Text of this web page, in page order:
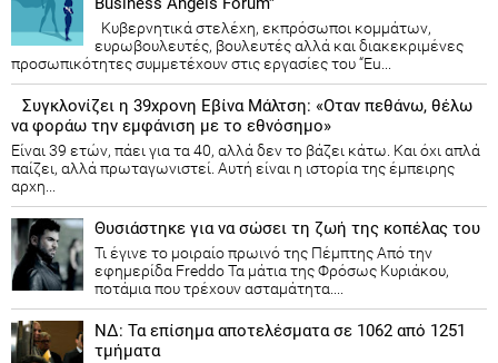
Κυβερνητικά στελέχη, εκπρόσωποι κομμάτων,
ευρωβουλευτές, βουλευτές αλλά και διακεκριμένες
προσωπικότητες συμμετέχουν στις εργασίες του “Eu...
Συγκλονίζει η 39χρονη Εβίνα Μάλτση: «Οταν πεθάνω, θέλω
να φοράω την εμφάνιση με το εθνόσημο»
Είναι 39 ετών, πάει για τα 40, αλλά δεν το βάζει κάτω. Και όχι απλά
παίζει, αλλά πρωταγωνιστεί. Αυτή είναι η ιστορία της έμπειρης
αρχη...
Θυσιάστηκε για να σώσει τη ζωή της κοπέλας του
Τι έγινε το μοιραίο πρωινό της Πέμπτης Από την
εφημερίδα Freddo Τα μάτια της Φρόσως Κυριάκου,
ποτάμια που τρέχουν ασταμάτητα....
ΝΔ: Τα επίσημα αποτελέσματα σε 1062 από 1251
τμήματα